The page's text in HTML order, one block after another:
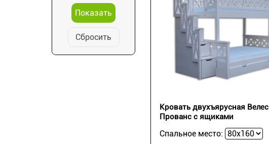
Сбросить
Кровать двухъярусная Велес
Прованс с ящиками
Спальное место: